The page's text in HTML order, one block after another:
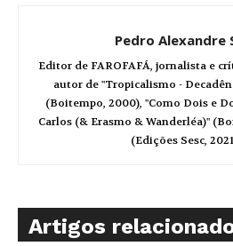
Pedro Alexandre
Editor de FAROFAFÁ, jornalista e
autor de "Tropicalismo -
(Boitempo, 2000), "Como Dois e
Carlos (& Erasmo & Wanderléa)"
(Edições Sesc,
Artigos